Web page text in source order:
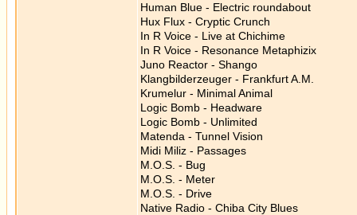
Human Blue - Electric roundabout
Hux Flux - Cryptic Crunch
In R Voice - Live at Chichime
In R Voice - Resonance Metaphizix
Juno Reactor - Shango
Klangbilderzeuger - Frankfurt A.M.
Krumelur - Minimal Animal
Logic Bomb - Headware
Logic Bomb - Unlimited
Matenda - Tunnel Vision
Midi Miliz - Passages
M.O.S. - Bug
M.O.S. - Meter
M.O.S. - Drive
Native Radio - Chiba City Blues